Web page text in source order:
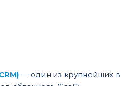
— один из крупнейших в